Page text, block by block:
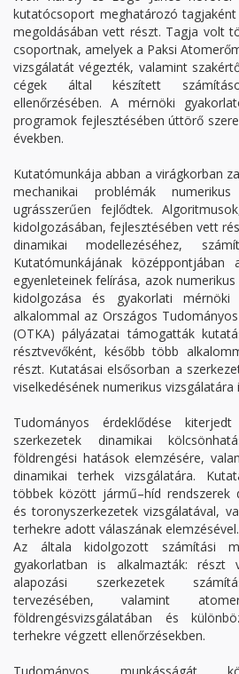
kutatócsoport meghatározó
megoldásában vett részt. Tagja volt
csoportnak, amelyek a Paksi
vizsgálatát végezték, valamint
cégek által készített
ellenőrzésében. A mérnöki
programok fejlesztésében úttörő
években.
Kutatómunkája abban a virágkorban
mechanikai problémák
ugrásszerűen fejlődtek.
kidolgozásában, fejlesztésében vett
dinamikai modellezéséhez,
Kutatómunkájának középpontjában
egyenleteinek felírása, azok
kidolgozása és gyakorlati
alkalommal az Országos
(OTKA) pályázatai támogatták
résztvevőként, később több
részt. Kutatásai elsősorban a
viselkedésének numerikus vizsgálatára
Tudományos érdeklődése
szerkezetek dinamikai
földrengési hatások elemzésére,
dinamikai terhek vizsgálatára.
többek között jármű–híd rendszerek
és toronyszerkezetek vizsgálatával,
terhekre adott válaszának elemzésével.
Az általa kidolgozott számítási
gyakorlatban is alkalmazták:
alapozási szerkezetek
tervezésében, valamint
földrengésvizsgálatában és
terhekre végzett ellenőrzésekben.